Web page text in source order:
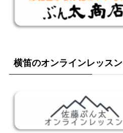
横笛のオンラインレッスン